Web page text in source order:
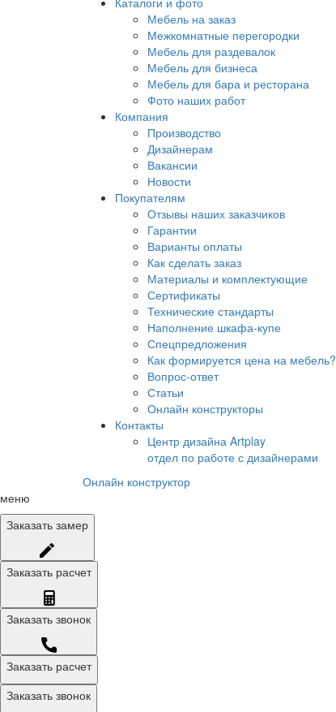
Мебель на заказ
Межкомнатные перегородки
Мебель для раздевалок
Мебель для бизнеса
Мебель для бара и ресторана
Фото наших работ
Компания
Производство
Дизайнерам
Вакансии
Новости
Покупателям
Отзывы наших заказчиков
Гарантии
Варианты оплаты
Как сделать заказ
Материалы и комплектующие
Сертификаты
Технические стандарты
Наполнение шкафа-купе
Спецпредложения
Как формируется цена на мебель?
Вопрос-ответ
Статьи
Онлайн конструкторы
Контакты
Центр дизайна Artplay
отдел по работе с дизайнерами
Онлайн конструктор
меню
Заказать замер
Заказать расчет
Заказать звонок
Заказать расчет
Заказать звонок